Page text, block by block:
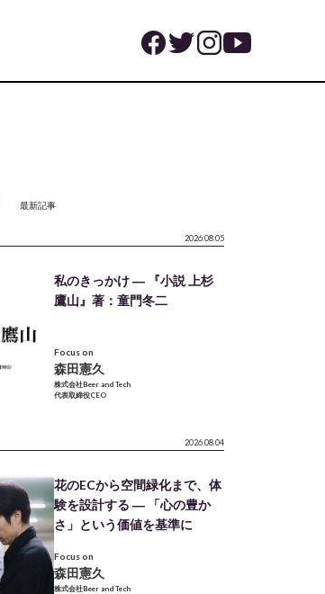
最新記事
2026.08.05
私のきっかけ ― 『小説 上杉
鷹山』著：童門冬二
Focus on
森田憲久
株式会社Beer and Tech
代表取締役CEO
2026.08.04
花のECから空間緑化まで、体
験を設計する ― 「心の豊か
さ」という価値を基準に
Focus on
森田憲久
株式会社Beer and Tech